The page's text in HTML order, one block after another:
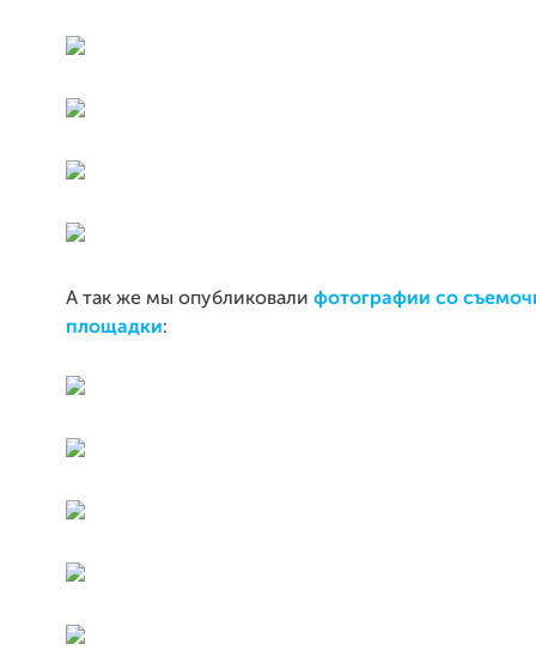
А так же мы опубликовали фотографии со
площадки: